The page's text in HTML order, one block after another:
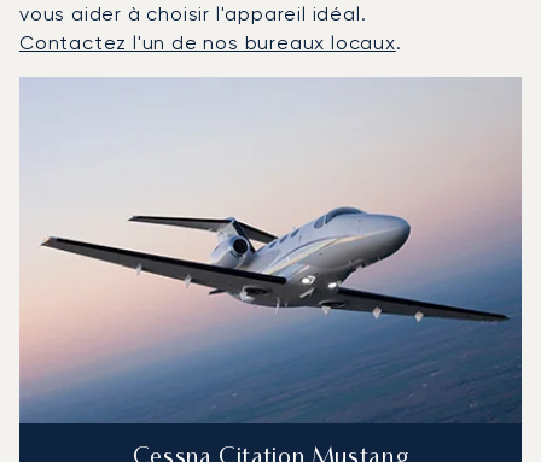
vous aider à choisir l'appareil idéal.
Contactez l'un de nos bureaux locaux.